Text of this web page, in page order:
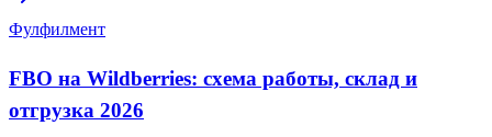
Фулфилмент
FBO на Wildberries: схема работы, склад и
отгрузка 2026